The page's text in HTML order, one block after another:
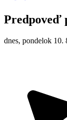
Predpoveď
dnes, pondelok 10.